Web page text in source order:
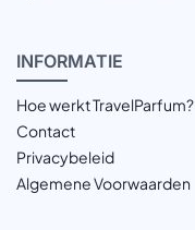
INFORMATIE
Hoe werkt TravelParfum?
Contact
Privacybeleid
Algemene Voorwaarden